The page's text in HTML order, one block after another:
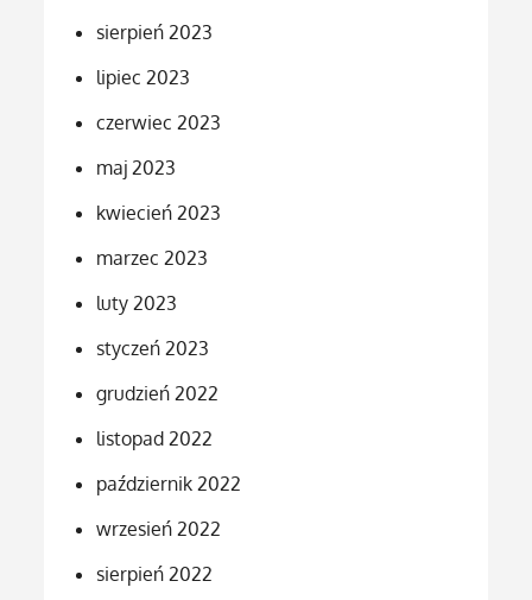
sierpień 2023
lipiec 2023
czerwiec 2023
maj 2023
kwiecień 2023
marzec 2023
luty 2023
styczeń 2023
grudzień 2022
listopad 2022
październik 2022
wrzesień 2022
sierpień 2022